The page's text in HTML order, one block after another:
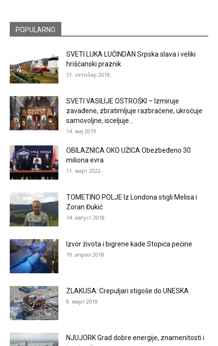
POPULARNO
SVETI LUKA LUČINDAN Srpska slava i veliki
hrišćanski praznik
31. октобар 2018.
SVETI VASILIJE OSTROŠKI – Izmiruje
zavađene, zbratimljuje razbraćene, ukroćuje
samovoljne, isceljuje...
14. мај 2019.
OBILAZNICA OKO UŽICA Obezbeđeno 30
miliona evra
11. март 2022.
TOMETINO POLJE Iz Londona stigli Melisa i
Zoran Đukić
14. август 2018.
Izvor života i bigrene kade Stopića pećine
19. април 2018.
ZLAKUSA: Crepuljari stigoše do UNESKA
8. март 2018.
NJUJORK Grad dobre energije, znamenitosti i